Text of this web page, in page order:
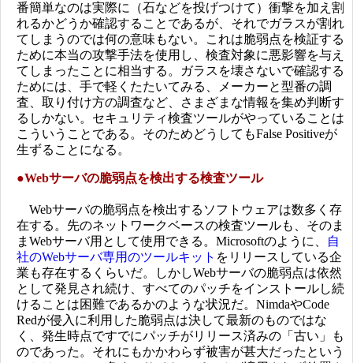
番簡単なのは実際に（石などを投げつけて）衝撃を加え割
れるかどうか確認することであるが、それでガラスが割れ
てしまうのでは何の意味もない。これは脆弱点を検証する
ために本当の攻撃手法を使用し、検査対象に悪影響を与え
てしまったことに相当する。ガラスを壊さないで確認する
ためには、手で軽くたたいてみる、メーカーと型番の調
査、取り付け方の調査など、さまざまな情報を集め判断す
るしかない。セキュリティ検査ツールがやっていることは
こういうことである。そのためどうしてもFalse Positiveが
生ずることになる。
●Webサーバの脆弱点を検出する検査ツール
Webサーバの脆弱点を検出するソフトウェアは数多く存
在する。先のネットワークベースの検査ツールも、そのま
まWebサーバ用として使用できる。Microsoftのように、
自
社のWebサーバ専用のツールキット をリリースしている企
業も存在するくらいだ。しかしWebサーバの脆弱点は依然
として発見され続け、すべてのパッチをインストールし続
けることは困難であるかのような状況だ。NimdaやCode
Redが侵入に利用した脆弱点は決して最新のものではな
く、発生時点ですでにパッチがリリース済みの「古い」も
のであった。それにもかかわらず被害が甚大だったという